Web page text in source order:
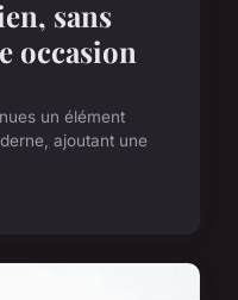
sans
occasion
un élément
ajoutant une